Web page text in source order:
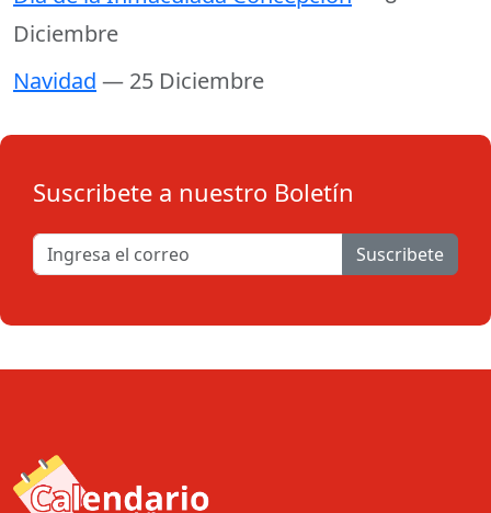
Diciembre
Navidad — 25 Diciembre
Suscribete a nuestro Boletín
Suscribete